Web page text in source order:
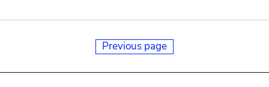
Previous page